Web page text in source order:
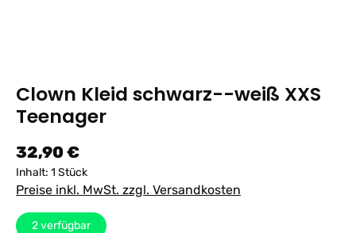
Clown Kleid schwarz--weiß XXS
Teenager
Regulärer Preis:
32,90 €
Inhalt: 1 Stück
Preise inkl. MwSt. zzgl. Versandkosten
2verfügbar